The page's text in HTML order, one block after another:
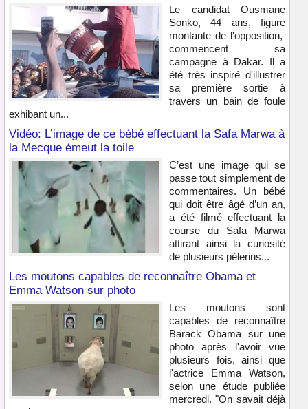
Le candidat Ousmane
Sonko, 44 ans, figure
montante de l'opposition,
commencent sa
campagne à Dakar. Il a
été très inspiré d'illustrer
sa première sortie à
travers un bain de foule
exhibant un...
Vidéo: L’image de ce bébé effectuant la Safa Marwa à
la Mecque émeut la toile
C’est une image qui se
passe tout simplement de
commentaires. Un bébé
qui doit être âgé d’un an,
a été filmé effectuant la
course du Safa Marwa
attirant ainsi la curiosité
de plusieurs pèlerins...
Les moutons capables de reconnaître Obama et
Emma Watson sur photo
Les moutons sont
capables de reconnaître
Barack Obama sur une
photo après l'avoir vue
plusieurs fois, ainsi que
l'actrice Emma Watson,
selon une étude publiée
mercredi. "On savait déjà